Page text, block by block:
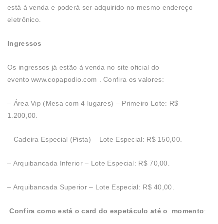
está à venda e poderá ser adquirido no mesmo endereço
eletrônico.
Ingressos
Os ingressos já estão à venda no site oficial do
eventowww.copapodio.com . Confira os valores:
– Área Vip (Mesa com 4 lugares) – Primeiro Lote: R$
1.200,00.
– Cadeira Especial (Pista) – Lote Especial: R$ 150,00.
– Arquibancada Inferior – Lote Especial: R$ 70,00.
– Arquibancada Superior – Lote Especial: R$ 40,00.
Confira como está o card do espetáculo até o momento: